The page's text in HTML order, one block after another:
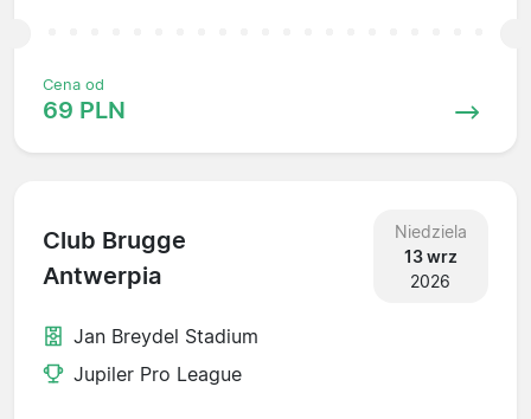
Cena od
69 PLN
Club Brugge
Antwerpia
Niedziela
13 wrz
2026
Jan Breydel Stadium
Jupiler Pro League